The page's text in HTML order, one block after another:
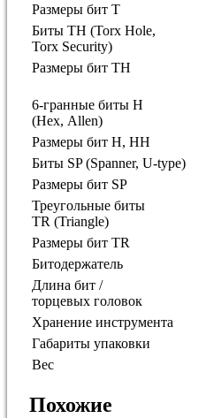
Размеры бит T
Биты TH (Torx Hole,
Torx Security)
Размеры бит TH
6-гранные биты H
(Hex, Allen)
Размеры бит H, HH
Биты SP (Spanner, U-type)
Размеры бит SP
Треугольные биты
TR (Triangle)
Размеры бит TR
Битодержатель
Длина бит /
торцевых головок
Хранение инструмента
Габариты упаковки
Вес
Похожие